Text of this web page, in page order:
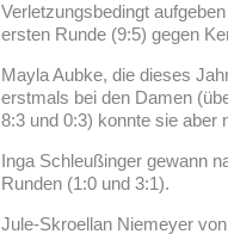
Verletzungsbedingt
ersten Runde (9:5) gegen
Mayla Aubke, die dieses
erstmals bei den Damen
8:3 und 0:3) konnte sie aber
Inga Schleußinger gewann
Runden (1:0 und 3:1).
Jule-Skroellan Niemeyer